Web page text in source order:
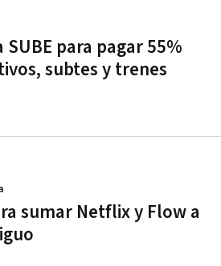
para pagar 55%
subtes y trenes
sumar Netflix y Flow a